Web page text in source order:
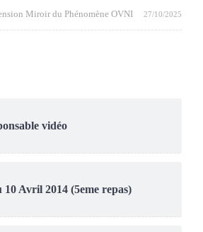
Miroir du Phénomène OVNI 27/10/2025
vidéo
Avril 2014 (5eme repas)